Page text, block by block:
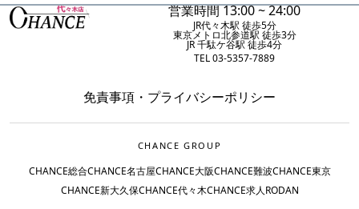
営業時間 13:00 ~ 24:00
JR代々木駅 徒歩5分
東京メトロ北参道駅 徒歩3分
JR 千駄ケ谷駅 徒歩4分
TEL 03-5357-7889
免責事項 ・ プライバシーポリシー
CHANCE GROUP
CHANCE総合CHANCE名古屋CHANCE大阪CHANCE難波CHANCE東京
CHANCE新大久保CHANCE代々木CHANCE求人RODAN